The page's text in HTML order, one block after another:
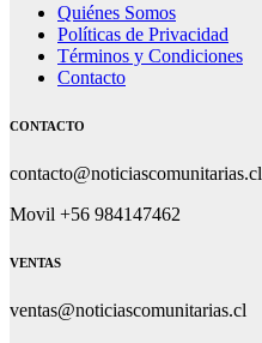
Quiénes Somos
Políticas de Privacidad
Términos y Condiciones
Contacto
CONTACTO
contacto@noticiascomunitarias.cl
Movil +56 984147462
VENTAS
ventas@noticiascomunitarias.cl